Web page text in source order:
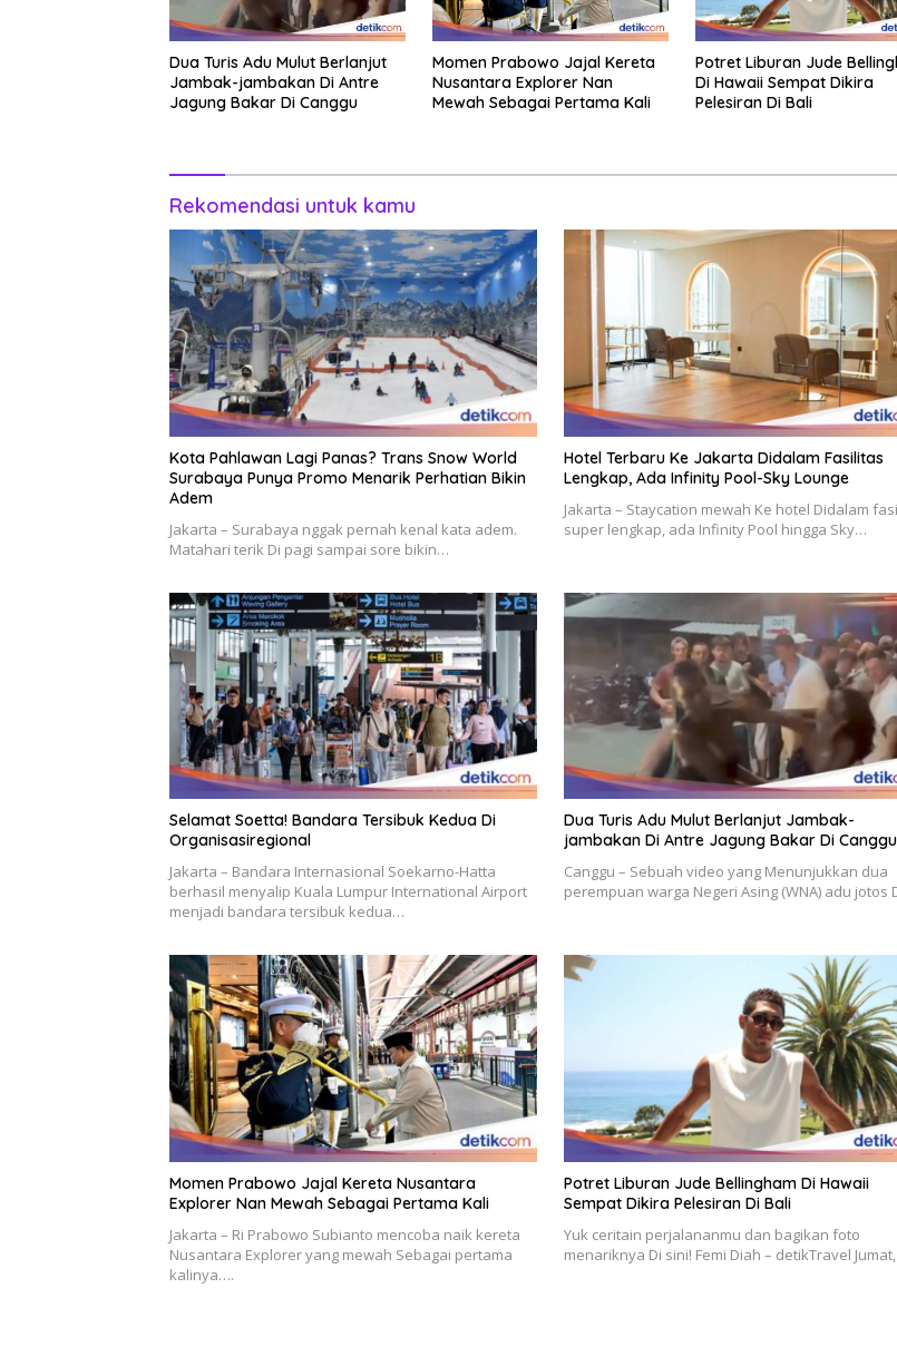
Dua Turis Adu Mulut Berlanjut
Jambak-jambakan Di Antre
Jagung Bakar Di Canggu
Momen Prabowo Jajal Kereta
Nusantara Explorer Nan
Mewah Sebagai Pertama Kali
Potret Liburan Jude
Di Hawaii Sempat Dikira
Pelesiran Di Bali
Rekomendasi untuk kamu
Kota Pahlawan Lagi Panas? Trans Snow World
Surabaya Punya Promo Menarik Perhatian Bikin
Adem
Jakarta – Surabaya nggak pernah kenal kata adem.
Matahari terik Di pagi sampai sore bikin…
Hotel Terbaru Ke Jakarta Didalam Fasilitas
Lengkap, Ada Infinity Pool-Sky Lounge
Jakarta – Staycation mewah Ke hotel Didalam
super lengkap, ada Infinity Pool hingga Sky…
Selamat Soetta! Bandara Tersibuk Kedua Di
Organisasiregional
Jakarta – Bandara Internasional Soekarno-Hatta
berhasil menyalip Kuala Lumpur International Airport
menjadi bandara tersibuk kedua…
Dua Turis Adu Mulut Berlanjut Jambak-
jambakan Di Antre Jagung Bakar Di Canggu
Canggu – Sebuah video yang Menunjukkan dua
perempuan warga Negeri Asing (WNA) adu jotos
Momen Prabowo Jajal Kereta Nusantara
Explorer Nan Mewah Sebagai Pertama Kali
Jakarta – Ri Prabowo Subianto mencoba naik kereta
Nusantara Explorer yang mewah Sebagai pertama
kalinya….
Potret Liburan Jude Bellingham Di Hawaii
Sempat Dikira Pelesiran Di Bali
Yuk ceritain perjalananmu dan bagikan foto
menariknya Di sini! Femi Diah – detikTravel